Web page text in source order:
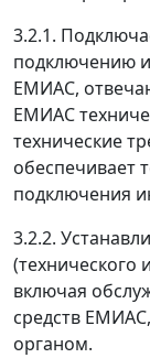
3.2.1.
подключению
ЕМИАС,
ЕМИАС
технические
обеспечивает
подключения
3.2.2.
(технического
включая
средств
органом.